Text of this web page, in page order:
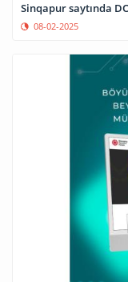
Sinqapur saytında
08-02-2025